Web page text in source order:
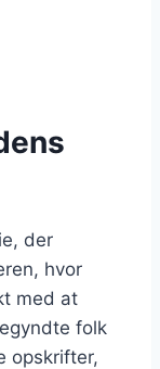
der
hvor
med at
folk
opskrifter,